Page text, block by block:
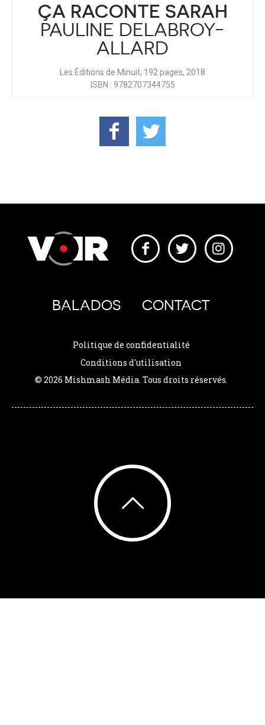
ÇA RACONTE SARAH
PAULINE DELABROY-
ALLARD
Les Éditions de Minuit, 192 pages, 2018
ISBN : 9782707344755
BALADOS CONTACT
Politique de confidentialité
Conditions d'utilisation
© 2026 Mishmash Média. Tous droits réservés.